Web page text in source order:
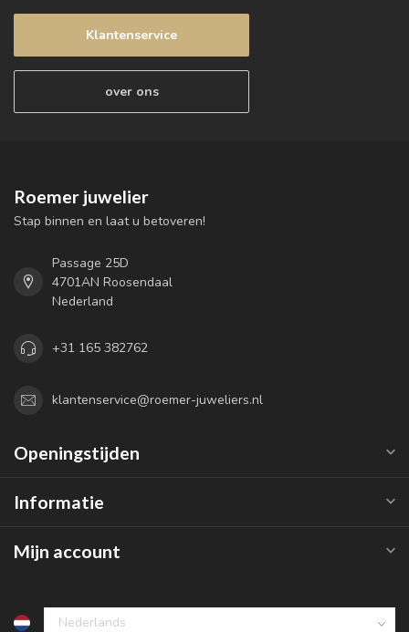
Klantenservice
over ons
Roemer juwelier
Stap binnen en laat u betoveren!
Passage 25D
4701AN Roosendaal
Nederland
+31 165 382762
klantenservice@roemer-juweliers.nl
Openingstijden
Informatie
Mijn account